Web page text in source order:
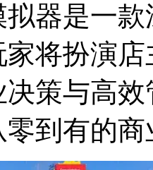
器是一
将扮演
策与高
到有的